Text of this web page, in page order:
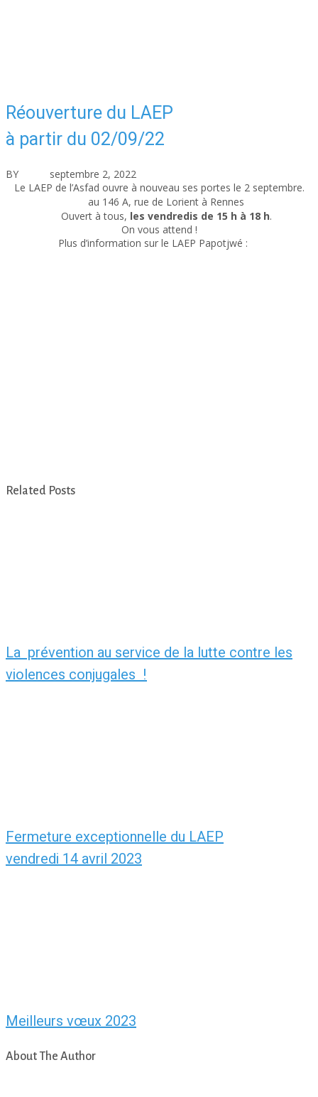
Réouverture du LAEP
à partir du 02/09/22
BY septembre 2, 2022
Le LAEP de l’Asfad ouvre à nouveau ses portes le 2 septembre.
au 146 A, rue de Lorient à Rennes
Ouvert à tous, les vendredis de 15 h à 18 h.
On vous attend !
Plus d’information sur le LAEP Papotjwé :
Related Posts
La prévention au service de la lutte contre les
violences conjugales !
Fermeture exceptionnelle du LAEP
vendredi 14 avril 2023
Meilleurs vœux 2023
About The Author